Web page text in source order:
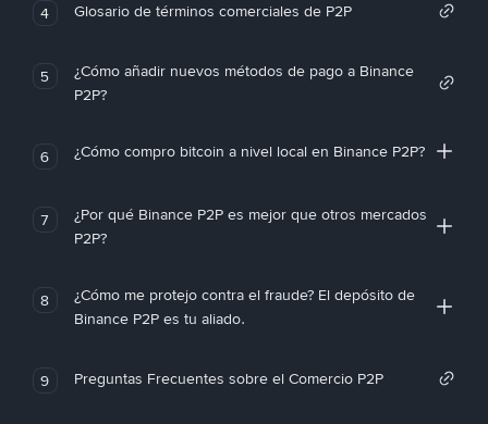
4 Glosario de términos comerciales de P2P
5
¿Cómo añadir nuevos métodos de pago a Binance
P2P?
6 ¿Cómo compro bitcoin a nivel local en Binance P2P?
7
¿Por qué Binance P2P es mejor que otros mercados
P2P?
8
¿Cómo me protejo contra el fraude? El depósito de
Binance P2P es tu aliado.
9 Preguntas Frecuentes sobre el Comercio P2P